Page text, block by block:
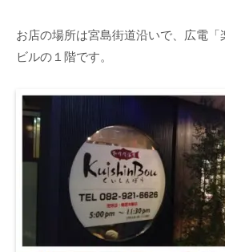
お店の場所は宮島街道沿いで、広電「
ビルの１階です。